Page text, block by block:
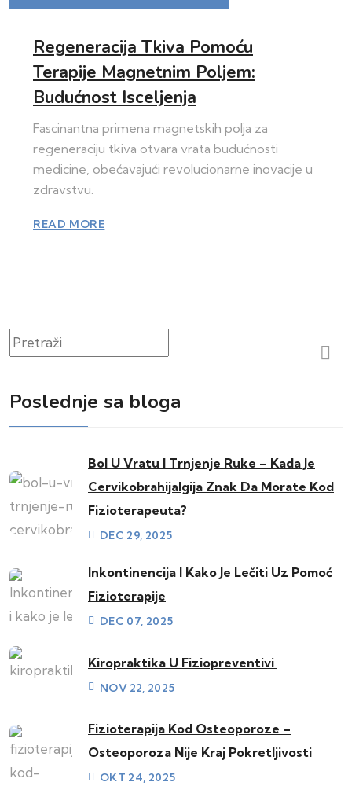
Regeneracija Tkiva Pomoću
Terapije Magnetnim Poljem:
Budućnost Isceljenja
Fascinantna primena magnetskih polja za
regeneraciju tkiva otvara vrata budućnosti
medicine, obećavajući revolucionarne inovacije u
zdravstvu.
READ MORE
Pretraži
Poslednje sa bloga
Bol U Vratu I Trnjenje Ruke – Kada Je
Cervikobrahijalgija Znak Da Morate Kod
Fizioterapeuta?
DEC 29, 2025
Inkontinencija I Kako Je Lečiti Uz Pomoć
Fizioterapije
DEC 07, 2025
Kiropraktika U Fiziopreventivi
NOV 22, 2025
Fizioterapija Kod Osteoporoze –
Osteoporoza Nije Kraj Pokretljivosti
OKT 24, 2025